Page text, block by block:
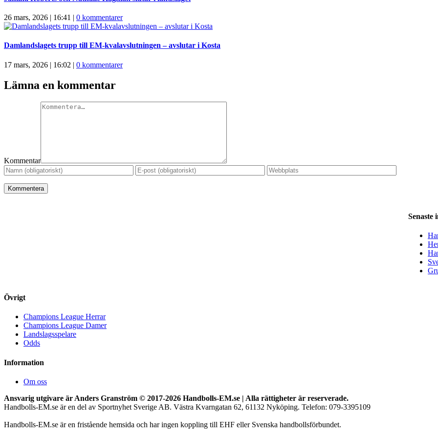
26 mars, 2026 | 16:41 | 0 kommentarer
Damlandslagets trupp till EM-kvalavslutningen – avslutar i Kosta
17 mars, 2026 | 16:02 | 0 kommentarer
Lämna en kommentar
Kommentar
Senaste
Övrigt
Champions League Herrar
Champions League Damer
Landslagsspelare
Odds
Information
Om oss
Ansvarig utgivare är Anders Granström © 2017-2026 Handbolls-EM.se | Alla rättigheter är reserverade.
Handbolls-EM.se är en del av Sportnyhet Sverige AB. Västra Kvarngatan 62, 61132 Nyköping. Telefon: 079-3395109
Handbolls-EM.se är en fristående hemsida och har ingen koppling till EHF eller Svenska handbollsförbundet.